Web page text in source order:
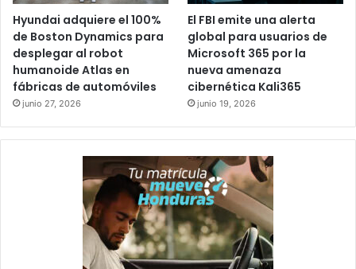
Hyundai adquiere el 100%
de Boston Dynamics para
desplegar al robot
humanoide Atlas en
fábricas de automóviles
junio 27, 2026
El FBI emite una alerta
global para usuarios de
Microsoft 365 por la
nueva amenaza
cibernética Kali365
junio 19, 2026